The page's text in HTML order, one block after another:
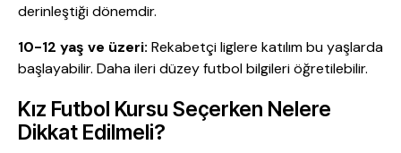
derinleştiği dönemdir.
10-12 yaş ve üzeri: Rekabetçi liglere katılım bu yaşlarda
başlayabilir. Daha ileri düzey futbol bilgileri öğretilebilir.
Kız Futbol Kursu Seçerken Nelere
Dikkat Edilmeli?